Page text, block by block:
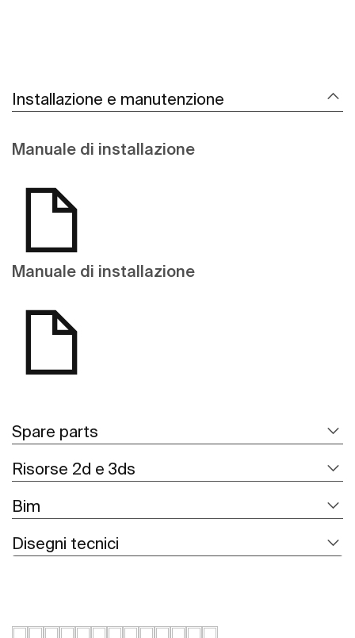
Installazione e manutenzione
Manuale di installazione
Manuale di installazione
Spare parts
Risorse 2d e 3ds
Bim
Disegni tecnici